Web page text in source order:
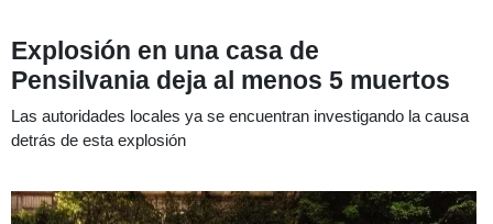
Explosión en una casa de
Pensilvania deja al menos 5 muertos
Las autoridades locales ya se encuentran investigando la causa
detrás de esta explosión